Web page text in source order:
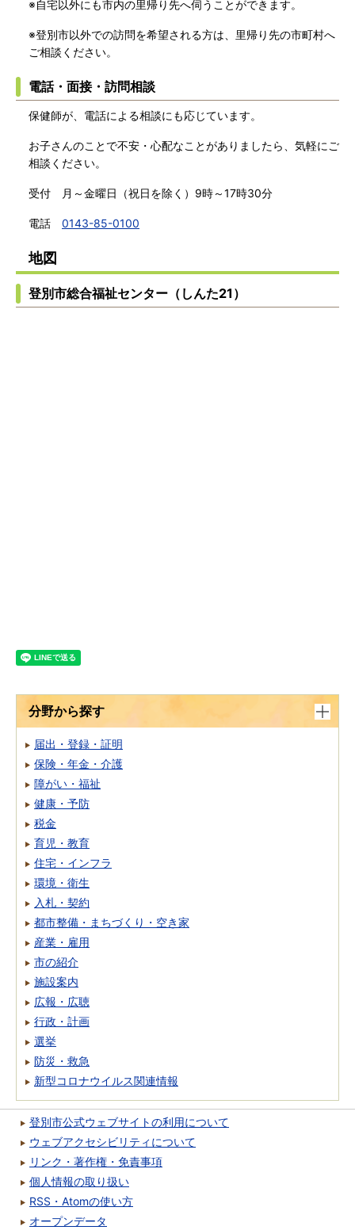
※自宅以外にも市内の里帰り先へ伺うことができます。
※登別市以外での訪問を希望される方は、里帰り先の市町村へ
ご相談ください。
電話・面接・訪問相談
保健師が、電話による相談にも応じています。
お子さんのことで不安・心配なことがありましたら、気軽にご
相談ください。
受付 月～金曜日（祝日を除く）9時～17時30分
電話 0143-85-0100
地図
登別市総合福祉センター（しんた21）
分野から探す
届出・登録・証明
保険・年金・介護
障がい・福祉
健康・予防
税金
育児・教育
住宅・インフラ
環境・衛生
入札・契約
都市整備・まちづくり・空き家
産業・雇用
市の紹介
施設案内
広報・広聴
行政・計画
選挙
防災・救急
新型コロナウイルス関連情報
登別市公式ウェブサイトの利用について
ウェブアクセシビリティについて
リンク・著作権・免責事項
個人情報の取り扱い
RSS・Atomの使い方
オープンデータ